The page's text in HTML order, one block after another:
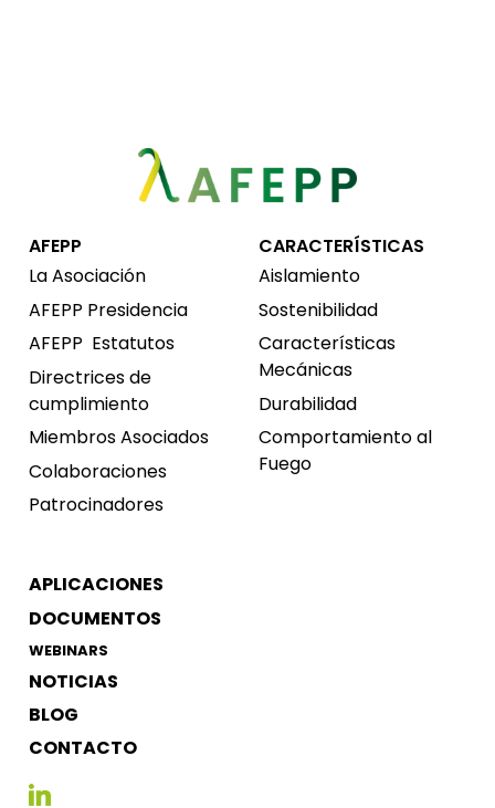
AFEPP
La Asociación
AFEPP Presidencia
AFEPP Estatutos
Directrices de
cumplimiento
Miembros Asociados
Colaboraciones
Patrocinadores
CARACTERÍSTICAS
Aislamiento
Sostenibilidad
Características
Mecánicas
Durabilidad
Comportamiento al
Fuego
APLICACIONES
DOCUMENTOS
WEBINARS
NOTICIAS
BLOG
CONTACTO